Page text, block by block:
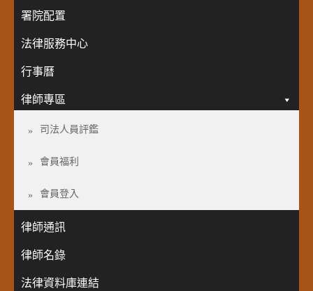
署院配置
法律服務中心
行事曆
律師專區
司法人員評鑑
會員福利
會員登入
律師通訊
律師名錄
法律資料庫連結